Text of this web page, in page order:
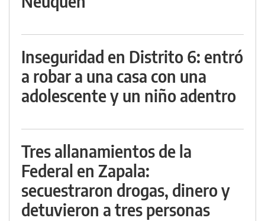
Inseguridad en Distrito 6: entró
a robar a una casa con una
adolescente y un niño adentro
Tres allanamientos de la
Federal en Zapala:
secuestraron drogas, dinero y
detuvieron a tres personas